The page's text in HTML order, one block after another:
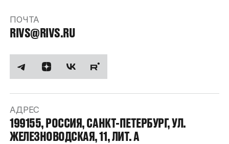
ПОЧТА
RIVS@RIVS.RU
АДРЕС
199155, РОССИЯ, САНКТ-ПЕТЕРБУРГ, УЛ.
ЖЕЛЕЗНОВОДСКАЯ, 11, ЛИТ. А